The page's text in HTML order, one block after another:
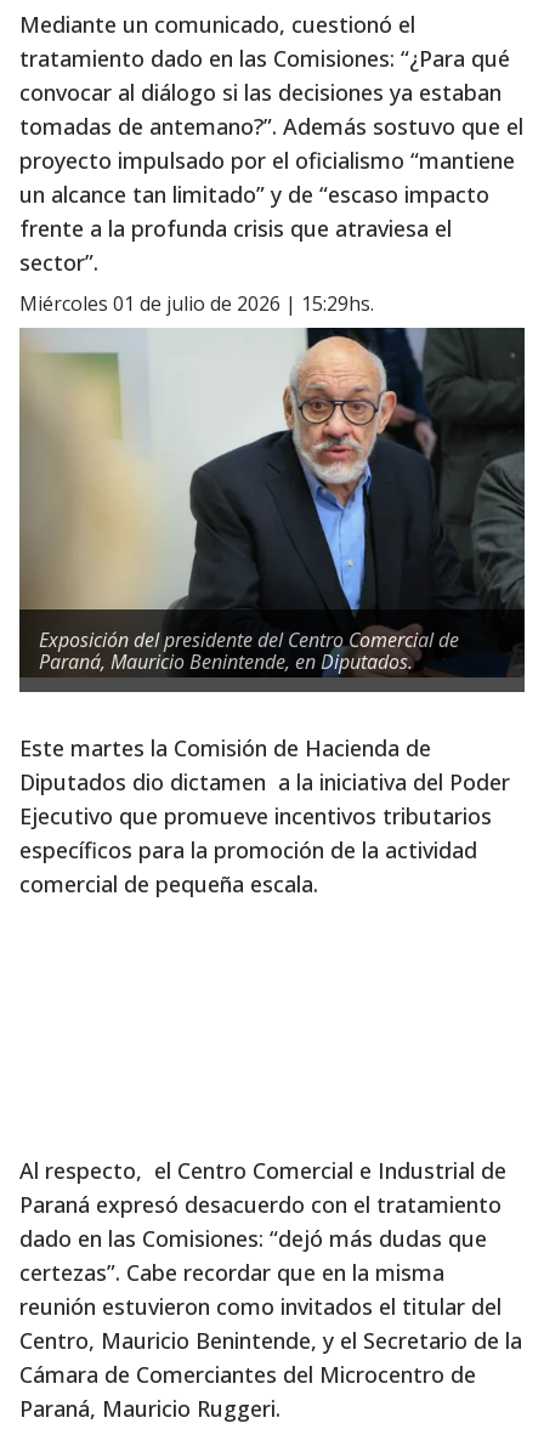
Mediante un comunicado, cuestionó el
tratamiento dado en las Comisiones: “¿Para qué
convocar al diálogo si las decisiones ya estaban
tomadas de antemano?”. Además sostuvo que el
proyecto impulsado por el oficialismo “mantiene
un alcance tan limitado” y de “escaso impacto
frente a la profunda crisis que atraviesa el
sector”.
miércoles 01 de julio de 2026 | 15:29hs.
Exposición del presidente del Centro Comercial de
Paraná, Mauricio Benintende, en Diputados.
Este martes la Comisión de Hacienda de
Diputados dio dictamen a la iniciativa del Poder
Ejecutivo que promueve incentivos tributarios
específicos para la promoción de la actividad
comercial de pequeña escala.
Al respecto, el Centro Comercial e Industrial de
Paraná expresó desacuerdo con el tratamiento
dado en las Comisiones: “dejó más dudas que
certezas”. Cabe recordar que en la misma
reunión estuvieron como invitados el titular del
Centro, Mauricio Benintende, y el Secretario de la
Cámara de Comerciantes del Microcentro de
Paraná, Mauricio Ruggeri.